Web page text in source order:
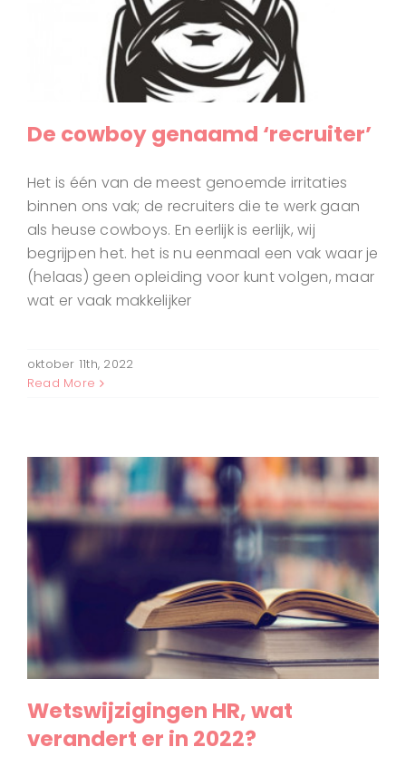
De cowboy genaamd ‘recruiter’
Het is één van de meest genoemde irritaties
binnen ons vak; de recruiters die te werk gaan
als heuse cowboys. En eerlijk is eerlijk, wij
begrijpen het. het is nu eenmaal een vak waar je
(helaas) geen opleiding voor kunt volgen, maar
wat er vaak makkelijker
oktober 11th, 2022
Read More
Wetswijzigingen HR, wat
verandert er in 2022?